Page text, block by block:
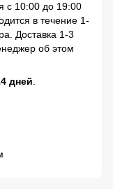
с 10:00 до 19:00
в течение 1-
Доставка 1-3
об этом
дней